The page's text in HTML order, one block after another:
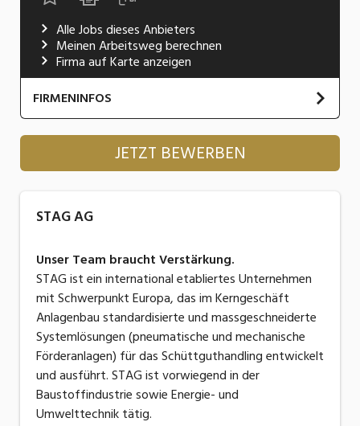
Produktion
Informatik, Telekommunikation
Kaufm. Berufe, Kundendienst, Verwaltung
Körperpflege, Wellness
Marketing, Kommunikation, Medien, Druck
Sicherheit, Rettung, Polizei, Zoll
Verkauf, Handel, Kundenberatung,
Aussendienst
Alle Jobs dieses Anbieters
Meinen Arbeitsweg berechnen
Firma auf Karte anzeigen
FIRMENINFOS
STAG AG
STAG ist ein international etabliertes Unternehmen
Anlagenbau standardisierte und massgeschneiderte
Systemlösungen für das Schüttguthandling
entwickelt und ausführt.
JETZT BEWERBEN
STAG AG
Unser Team braucht Verstärkung.
STAG ist ein international etabliertes Unternehmen
mit Schwerpunkt Europa, das im Kerngeschäft
Anlagenbau standardisierte und massgeschneiderte
Systemlösungen (pneumatische und mechanische
Förderanlagen) für das Schüttguthandling entwickelt
und ausführt. STAG ist vorwiegend in der
Baustoffindustrie sowie Energie- und
Umwelttechnik tätig.